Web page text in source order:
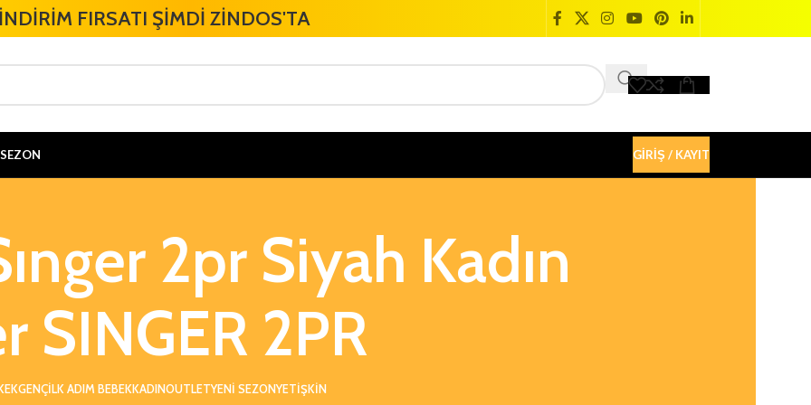
FIRSATI ŞİMDİ ZİNDOS'TA
GIRIŞ / KAYIT
2pr Siyah Kadın
SINGER 2PR
GENÇILK ADIM BEBEKKADINOUTLETYENI SEZONYETIŞKIN